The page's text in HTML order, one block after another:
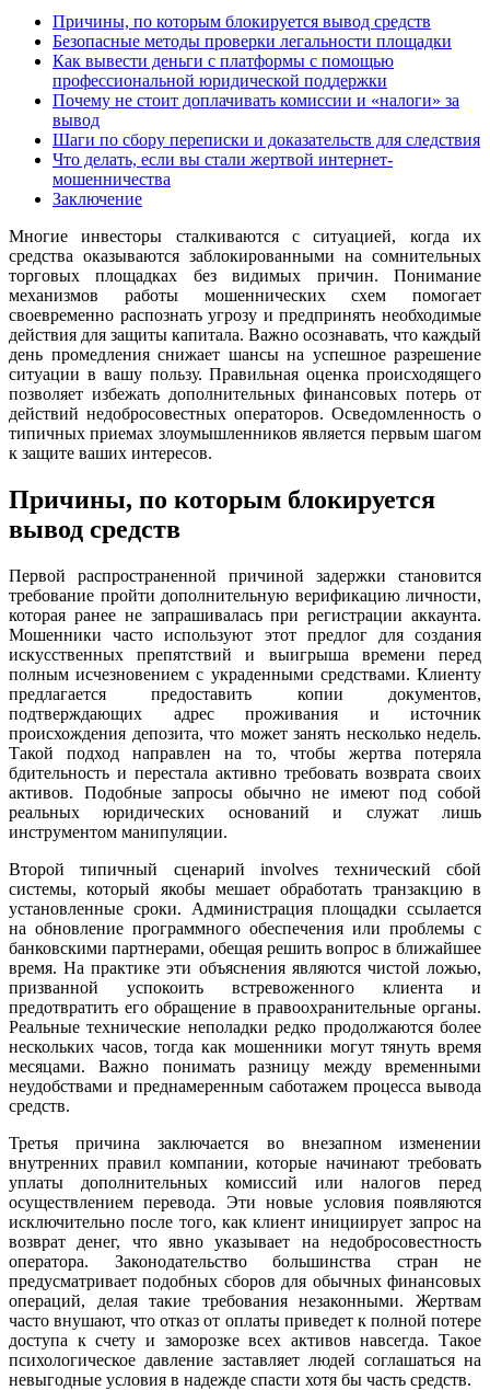
Причины, по которым блокируется вывод средств
Безопасные методы проверки легальности площадки
Как вывести деньги с платформы с помощью
профессиональной юридической поддержки
Почему не стоит доплачивать комиссии и «налоги» за
вывод
Шаги по сбору переписки и доказательств для следствия
Что делать, если вы стали жертвой интернет-
мошенничества
Заключение
Многие инвесторы сталкиваются с ситуацией, когда их
средства оказываются заблокированными на сомнительных
торговых площадках без видимых причин. Понимание
механизмов работы мошеннических схем помогает
своевременно распознать угрозу и предпринять необходимые
действия для защиты капитала. Важно осознавать, что каждый
день промедления снижает шансы на успешное разрешение
ситуации в вашу пользу. Правильная оценка происходящего
позволяет избежать дополнительных финансовых потерь от
действий недобросовестных операторов. Осведомленность о
типичных приемах злоумышленников является первым шагом
к защите ваших интересов.
Причины, по которым блокируется
вывод средств
Первой распространенной причиной задержки становится
требование пройти дополнительную верификацию личности,
которая ранее не запрашивалась при регистрации аккаунта.
Мошенники часто используют этот предлог для создания
искусственных препятствий и выигрыша времени перед
полным исчезновением с украденными средствами. Клиенту
предлагается предоставить копии документов,
подтверждающих адрес проживания и источник
происхождения депозита, что может занять несколько недель.
Такой подход направлен на то, чтобы жертва потеряла
бдительность и перестала активно требовать возврата своих
активов. Подобные запросы обычно не имеют под собой
реальных юридических оснований и служат лишь
инструментом манипуляции.
Второй типичный сценарий involves технический сбой
системы, который якобы мешает обработать транзакцию в
установленные сроки. Администрация площадки ссылается
на обновление программного обеспечения или проблемы с
банковскими партнерами, обещая решить вопрос в ближайшее
время. На практике эти объяснения являются чистой ложью,
призванной успокоить встревоженного клиента и
предотвратить его обращение в правоохранительные органы.
Реальные технические неполадки редко продолжаются более
нескольких часов, тогда как мошенники могут тянуть время
месяцами. Важно понимать разницу между временными
неудобствами и преднамеренным саботажем процесса вывода
средств.
Третья причина заключается во внезапном изменении
внутренних правил компании, которые начинают требовать
уплаты дополнительных комиссий или налогов перед
осуществлением перевода. Эти новые условия появляются
исключительно после того, как клиент инициирует запрос на
возврат денег, что явно указывает на недобросовестность
оператора. Законодательство большинства стран не
предусматривает подобных сборов для обычных финансовых
операций, делая такие требования незаконными. Жертвам
часто внушают, что отказ от оплаты приведет к полной потере
доступа к счету и заморозке всех активов навсегда. Такое
психологическое давление заставляет людей соглашаться на
невыгодные условия в надежде спасти хотя бы часть средств.